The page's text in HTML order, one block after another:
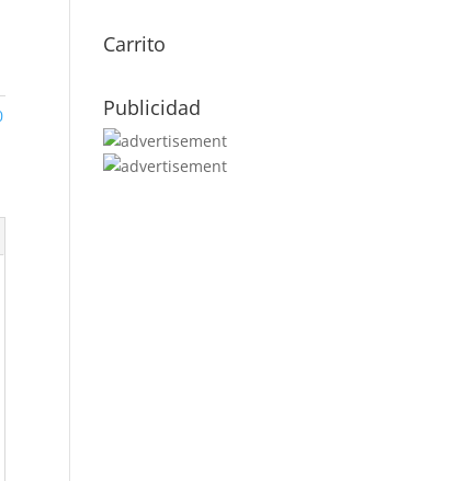
Carrito
Publicidad